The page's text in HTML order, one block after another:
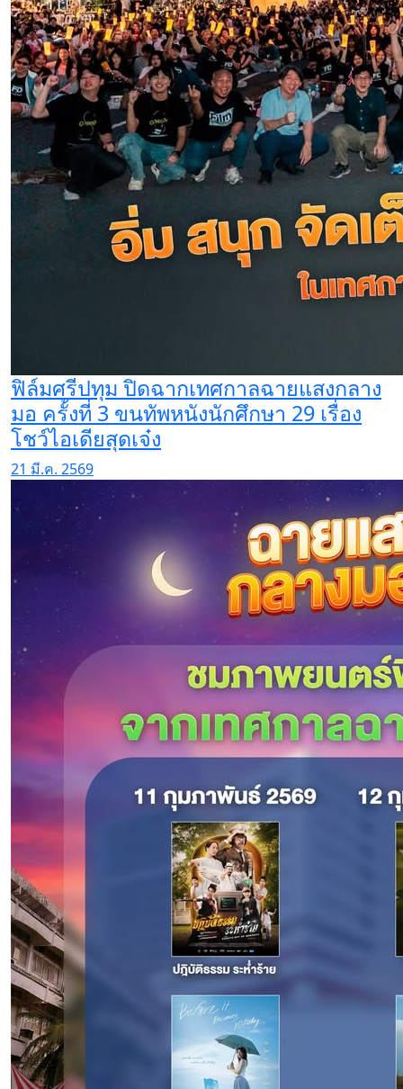
ฟิล์มศรีปทุม ปิดฉากเทศกาลฉายแสงกลาง
มอ ครั้งที่ 3 ขนทัพหนังนักศึกษา 29 เรื่อง
โชว์ไอเดียสุดเจ๋ง
21 มี.ค. 2569